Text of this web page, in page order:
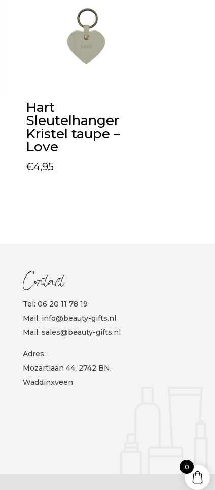
Hart
Sleutelhanger
Kristel taupe –
Love
€4,95
Contact
Tel: 06 20 11 78 19
Mail: info@beauty-gifts.nl
Mail: sales@beauty-gifts.nl
Adres:
Mozartlaan 44, 2742 BN,
Waddinxveen
0